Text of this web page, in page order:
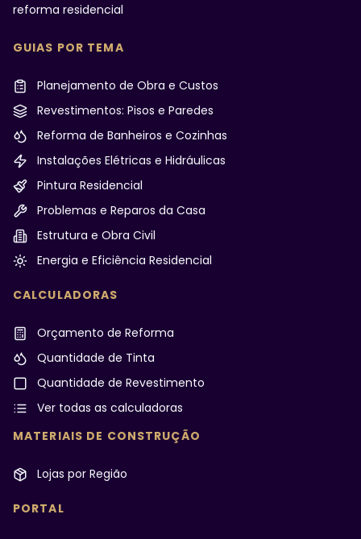
reforma residencial
GUIAS POR TEMA
Planejamento de Obra e Custos
Revestimentos: Pisos e Paredes
Reforma de Banheiros e Cozinhas
Instalações Elétricas e Hidráulicas
Pintura Residencial
Problemas e Reparos da Casa
Estrutura e Obra Civil
Energia e Eficiência Residencial
CALCULADORAS
Orçamento de Reforma
Quantidade de Tinta
Quantidade de Revestimento
Ver todas as calculadoras
MATERIAIS DE CONSTRUÇÃO
Lojas por Região
PORTAL